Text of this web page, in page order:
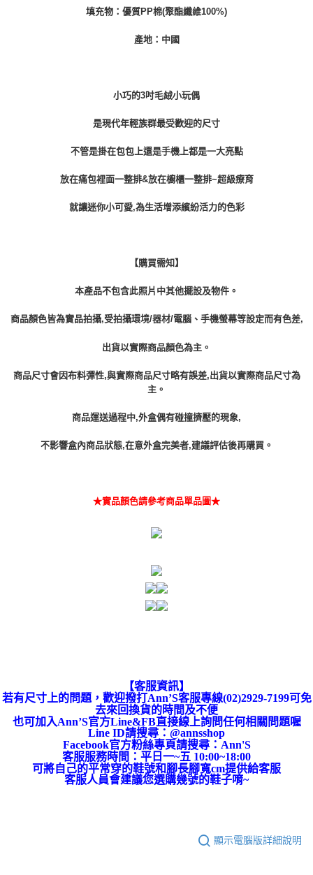
填充物：優質PP棉(聚酯纖維100%)
產地：中國
小巧的3吋毛絨小玩偶
是現代年輕族群最受歡迎的尺寸
不管是掛在包包上還是手機上都是一大亮點
放在痛包裡面一整排&放在櫥櫃一整排~超級療育
就讓迷你小可愛,為生活增添繽紛活力的色彩
【購買需知】
本產品不包含此照片中其他擺設及物件。
商品顏色皆為實品拍攝,受拍攝環境/器材/電腦、手機螢幕等設定而有色差,
出貨以實際商品顏色為主。
商品尺寸會因布料彈性,與實際商品尺寸略有誤差,出貨以實際商品尺寸為
主。
商品運送過程中,外盒偶有碰撞擠壓的現象,
不影響盒內商品狀態,在意外盒完美者,建議評估後再購買。
★實品顏色請參考商品單品圖★
【客服資訊】
若有尺寸上的問題，歡迎撥打Ann’S客服專線(02)2929-7199可免
去來回換貨的時間及不便
也可加入Ann’S官方Line&FB直接線上詢問任何相關問題喔
Line ID請搜尋：@annsshop
Facebook官方粉絲專頁請搜尋：Ann'S
客服服務時間：平日一~五 10:00~18:00
可將自己的平常穿的鞋號和腳長腳寬cm提供給客服
客服人員會建議您選購幾號的鞋子唷~
顯示電腦版詳細說明